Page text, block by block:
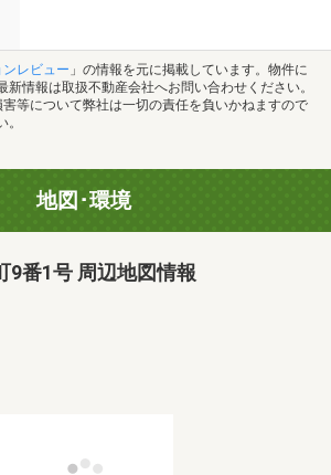
ンレビュー 」の情報を元に掲載しています。物件に
新情報は取扱不動産会社へお問い合わせください。
等について弊社は一切の責任を負いかねますので
地図･環境
9番1号 周辺地図情報